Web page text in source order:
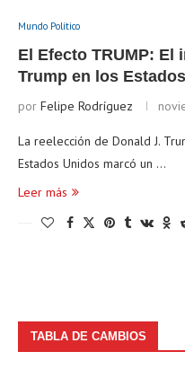
Mundo Político
El Efecto TRUMP: El
Trump en los
por Felipe Rodríguez
La reelección de Donald J.
Estados Unidos marcó un …
Leer más
TABLA DE CAMBIOS